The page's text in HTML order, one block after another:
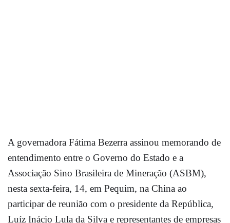
A governadora Fátima Bezerra assinou memorando de
entendimento entre o Governo do Estado e a
Associação Sino Brasileira de Mineração (ASBM),
nesta sexta-feira, 14, em Pequim, na China ao
participar de reunião com o presidente da República,
Luíz Inácio Lula da Silva e representantes de empresas